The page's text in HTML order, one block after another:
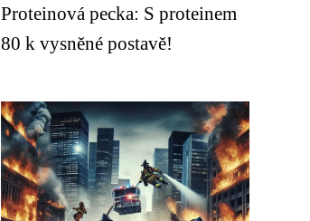
Proteinová pecka: S proteinem
80 k vysněné postavě!